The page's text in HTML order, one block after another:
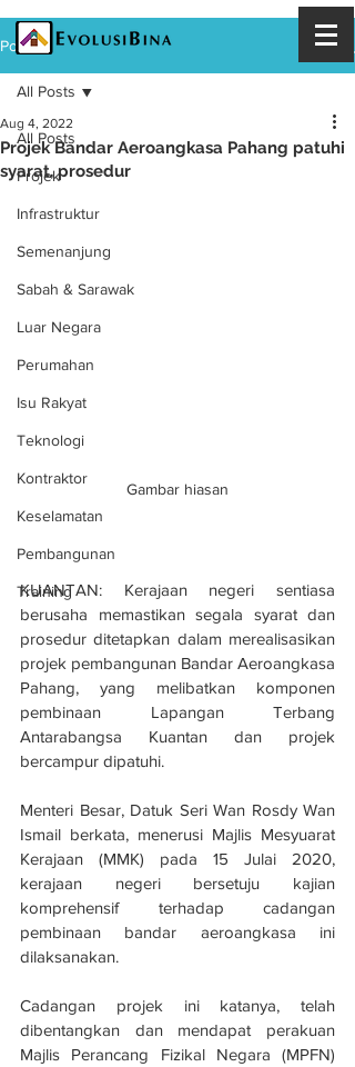
Post
All Posts
Projek
Infrastruktur
Semenanjung
Sabah & Sarawak
Luar Negara
Perumahan
Isu Rakyat
Teknologi
Kontraktor
Keselamatan
Pembangunan
Training
All Posts
Projek Bandar Aeroangkasa Pahang patuhi
syarat, prosedur
Aug 4, 2022
Gambar hiasan
KUANTAN: Kerajaan negeri sentiasa
berusaha memastikan segala syarat dan
prosedur ditetapkan dalam merealisasikan
projek pembangunan Bandar Aeroangkasa
Pahang, yang melibatkan komponen
pembinaan Lapangan Terbang
Antarabangsa Kuantan dan projek
bercampur dipatuhi.
Menteri Besar, Datuk Seri Wan Rosdy Wan
Ismail berkata, menerusi Majlis Mesyuarat
Kerajaan (MMK) pada 15 Julai 2020,
kerajaan negeri bersetuju kajian
komprehensif terhadap cadangan
pembinaan bandar aeroangkasa ini
dilaksanakan.
Cadangan projek ini katanya, telah
dibentangkan dan mendapat perakuan
Majlis Perancang Fizikal Negara (MPFN)